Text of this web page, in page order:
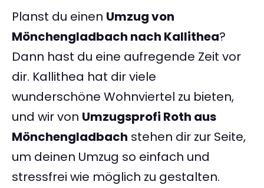
Planst du einen Umzug von
Mönchengladbach nach Kallithea?
Dann hast du eine aufregende Zeit vor
dir. Kallithea hat dir viele
wunderschöne Wohnviertel zu bieten,
und wir von Umzugsprofi Roth aus
Mönchengladbach stehen dir zur Seite,
um deinen Umzug so einfach und
stressfrei wie möglich zu gestalten.